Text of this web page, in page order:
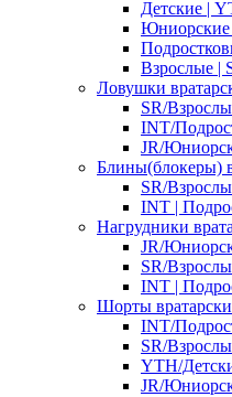
Детские |
Юниорские
Взрослые |
Ловушки
SR/
INT/
JR/
Блины(блокеры)
SR/
INT |
Нагрудники
JR/
SR/
INT |
Шорты
INT/
SR/
YTH/
JR/